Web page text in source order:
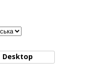
Desktop